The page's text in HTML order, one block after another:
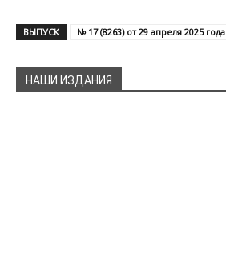
ВЫПУСК № 17 (8263) от 29 апреля 2025 года
НАШИ ИЗДАНИЯ